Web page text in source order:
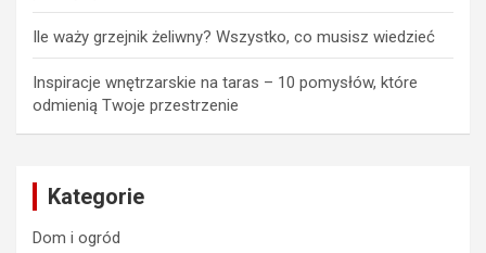
Ile waży grzejnik żeliwny? Wszystko, co musisz wiedzieć
Inspiracje wnętrzarskie na taras – 10 pomysłów, które
odmienią Twoje przestrzenie
Kategorie
Dom i ogród